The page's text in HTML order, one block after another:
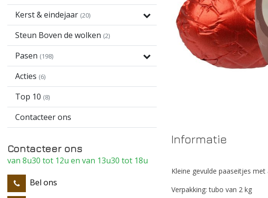
Kerst & eindejaar (20)
Steun Boven de wolken (2)
Pasen (198)
Acties (6)
Top 10 (8)
Contacteer ons
Contacteer ons
van 8u30 tot 12u en van 13u30 tot 18u
Bel ons
Informatie
Kleine gevulde paaseitjes
Verpakking: tubo van 2 kg